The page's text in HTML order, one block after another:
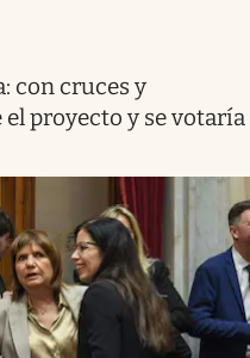
con cruces y
proyecto y se votaría